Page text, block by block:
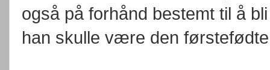
også på forhånd bestemt til å
han skulle være den